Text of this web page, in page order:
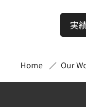
実
Home Our